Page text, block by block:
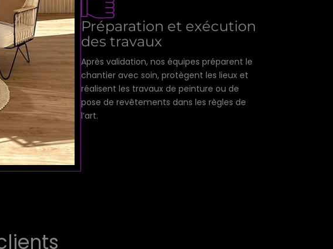
Préparation et exécution
des travaux
Après validation, nos équipes préparent le
chantier avec soin, protègent les lieux et
réalisent les travaux de peinture ou de
pose de revêtements dans les règles de
l’art.